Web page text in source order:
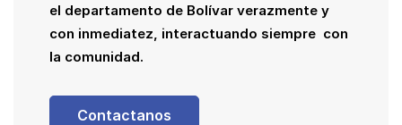
el departamento de Bolívar verazmente y
con inmediatez, interactuando siempre con
la comunidad.
Contactanos